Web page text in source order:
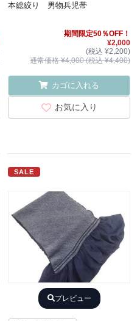
本総絞り 男物兵児帯
期間限定50％OFF！
¥2,000
(税込 ¥2,200)
通常価格 ¥4,000 (税込 ¥4,400)
カゴに入れる
お気に入り
SALE
プレビュー